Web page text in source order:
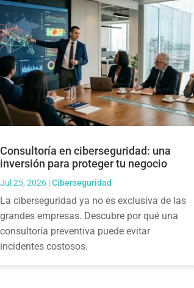
Consultoría en ciberseguridad: una
inversión para proteger tu negocio
Jul 25, 2026|Ciberseguridad
La ciberseguridad ya no es exclusiva de las
grandes empresas. Descubre por qué una
consultoría preventiva puede evitar
incidentes costosos.